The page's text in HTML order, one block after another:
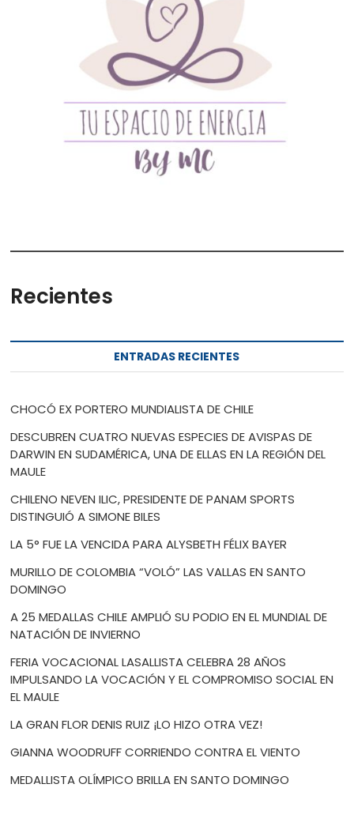
Recientes
ENTRADAS RECIENTES
CHOCÓ EX PORTERO MUNDIALISTA DE CHILE
DESCUBREN CUATRO NUEVAS ESPECIES DE AVISPAS DE
DARWIN EN SUDAMÉRICA, UNA DE ELLAS EN LA REGIÓN DEL
MAULE
CHILENO NEVEN ILIC, PRESIDENTE DE PANAM SPORTS
DISTINGUIÓ A SIMONE BILES
LA 5° FUE LA VENCIDA PARA ALYSBETH FÉLIX BAYER
MURILLO DE COLOMBIA “VOLÓ” LAS VALLAS EN SANTO
DOMINGO
A 25 MEDALLAS CHILE AMPLIÓ SU PODIO EN EL MUNDIAL DE
NATACIÓN DE INVIERNO
FERIA VOCACIONAL LASALLISTA CELEBRA 28 AÑOS
IMPULSANDO LA VOCACIÓN Y EL COMPROMISO SOCIAL EN
EL MAULE
LA GRAN FLOR DENIS RUIZ ¡LO HIZO OTRA VEZ!
GIANNA WOODRUFF CORRIENDO CONTRA EL VIENTO
MEDALLISTA OLÍMPICO BRILLA EN SANTO DOMINGO